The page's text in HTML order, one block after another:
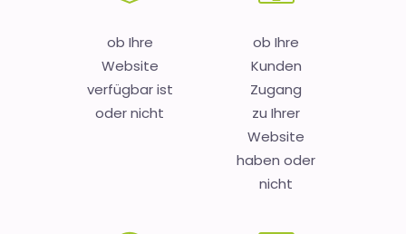
ob Ihre
Website
verfügbar ist
oder nicht
ob Ihre
Kunden
Zugang
zu Ihrer
Website
haben oder
nicht